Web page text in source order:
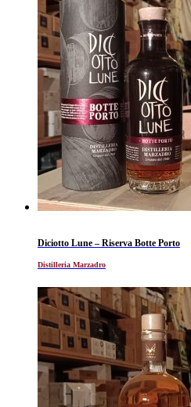
Diciotto Lune – Riserva Botte Porto
Distilleria Marzadro